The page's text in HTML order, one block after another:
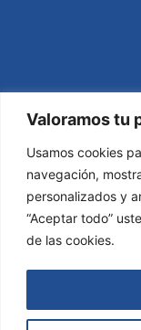
Valoramos tu
Usamos cookies
navegación,
personalizados y
“Aceptar todo”
de las cookies.